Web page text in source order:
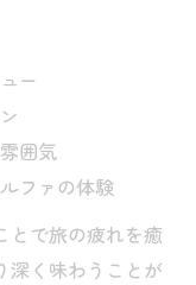
ー
囲気
ファの体験
とで旅の疲れを癒
深く味わうことが